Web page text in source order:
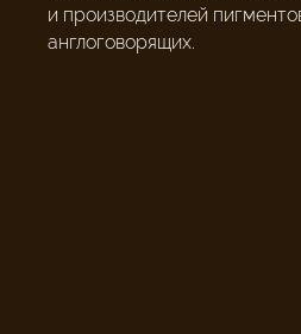
и производителей
англоговорящих.